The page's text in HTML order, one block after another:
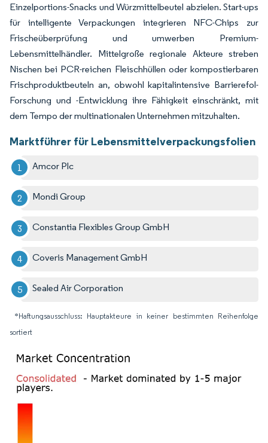
Einzelportions-Snacks und Würzmittelbeutel abzielen. Start-ups
für intelligente Verpackungen integrieren NFC-Chips zur
Frischeüberprüfung und umwerben Premium-
Lebensmittelhändler. Mittelgroße regionale Akteure streben
Nischen bei PCR-reichen Fleischhüllen oder kompostierbaren
Frischproduktbeuteln an, obwohl kapitalintensive Barrierefol-
Forschung und -Entwicklung ihre Fähigkeit einschränkt, mit
dem Tempo der multinationalen Unternehmen mitzuhalten.
Marktführer für Lebensmittelverpackungsfolien
Amcor Plc
Mondi Group
Constantia Flexibles Group GmbH
Coveris Management GmbH
Sealed Air Corporation
*Haftungsausschluss: Hauptakteure in keiner bestimmten Reihenfolge
sortiert